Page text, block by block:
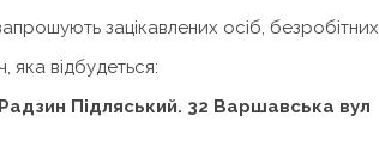
зацікавлених осіб, безробітних
яка відбудеться:
Підляський. 32 Варшавська вул